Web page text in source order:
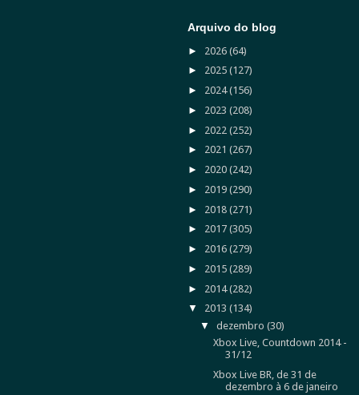
Arquivo do blog
► 2026 (64)
► 2025 (127)
► 2024(156)
► 2023 (208)
► 2022 (252)
► 2021 (267)
► 2020 (242)
► 2019 (290)
► 2018 (271)
► 2017 (305)
► 2016 (279)
► 2015 (289)
► 2014(282)
▼ 2013 (134)
▼dezembro(30)
Xbox Live, Countdown 2014 -
31/12
Xbox Live BR, de 31 de
dezembro à 6 de janeiro